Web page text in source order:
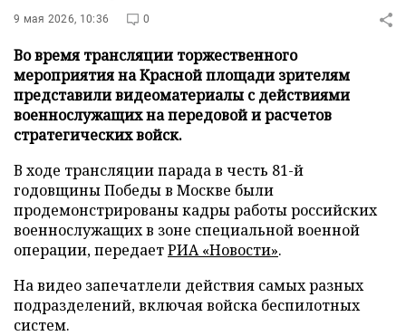
9 мая 2026, 10:36 0
Во время трансляции торжественного
мероприятия на Красной площади зрителям
представили видеоматериалы с действиями
военнослужащих на передовой и расчетов
стратегических войск.
В ходе трансляции парада в честь 81-й
годовщины Победы в Москве были
продемонстрированы кадры работы российских
военнослужащих в зоне специальной военной
операции, передаетРИА «Новости».
На видео запечатлели действия самых разных
подразделений, включая войска беспилотных
систем.